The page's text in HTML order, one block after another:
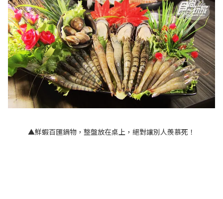
▲鮮蝦百匯鍋物，整盤放在桌上，絕對讓別人羨慕死！